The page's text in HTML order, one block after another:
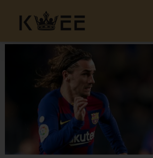
content